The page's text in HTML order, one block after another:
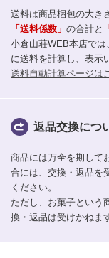
送料は商品梱包の大き
「送料係数」 の合計と
小倉山荘WEB本店で
に送料を計算し、表示
送料自動計算ページは
返品交換につ
商品には万全を期して
合には、交換・返品を
ください。
ただし、お菓子という
換・返品は受けかねま